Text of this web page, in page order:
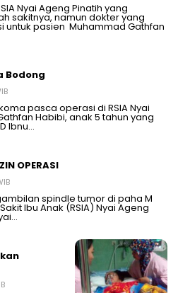
Nyai Ageng Pinatih yang
sakitnya, namun dokter yang
untuk pasien Muhammad Gathfan
Bodong
pasca operasi di RSIA Nyai
Habibi, anak 5 tahun yang
Ibnu…
OPERASI
spindle tumor di paha M
Ibu Anak (RSIA) Nyai Ageng